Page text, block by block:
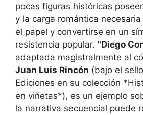
pocas figuras históricas
y la carga romántica
el papel y convertirse en un
resistencia popular. "Diego
adaptada magistralmente al
Juan Luis Rincón (bajo el
Ediciones en su colección
en viñetas*), es un ejemplo
la narrativa secuencial puede